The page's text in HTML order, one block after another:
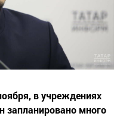
в учреждениях
запланировано много